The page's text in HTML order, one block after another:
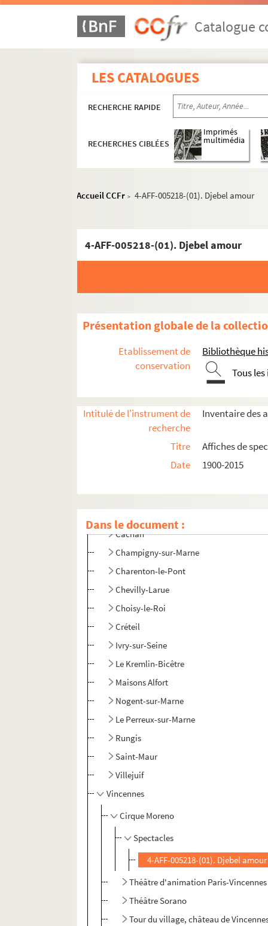
Catalogue
LES CATALOGUES
RECHERCHE RAPIDE
RECHERCHES CIBLÉES
Imprimés
multimédia
Accueil CCFr > 4-AFF-005218-(01). Djebel amour
4-AFF-005218-(01). Djebel amour
Présentation globale de la
Etablissement de
conservation
Bibliothèque
Tous
Intitulé de l'instrument de
recherche
Inventaire des
Titre
Affiches de
Date
1900-2015
Dans le document :
Yvelines
Essonne
Alfortville
Cachan
Champigny-sur-Marne
Charenton-le-Pont
Chevilly-Larue
Choisy-le-Roi
Créteil
Ivry-sur-Seine
Le Kremlin-Bicêtre
Maisons Alfort
Nogent-sur-Marne
Le Perreux-sur-Marne
Rungis
Saint-Maur
Villejuif
Vincennes
Cirque Moreno
Spectacles
4-AFF-005218-(01). Djebel amour
Théâtre d'animation Paris-Vincennes
Théâtre Sorano
Tour du village, château de